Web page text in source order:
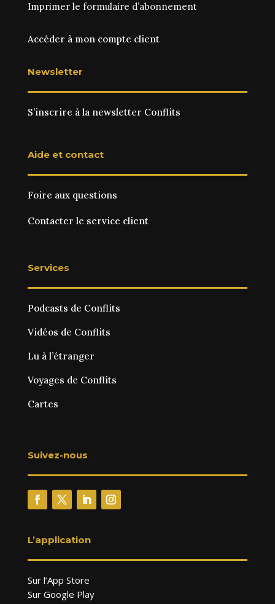
Imprimer le formulaire d’abonnement
Accéder à mon compte client
Newsletter
S’inscrire à la newsletter Conflits
Aide et contact
Foire aux questions
Contacter le service client
Services
Podcasts de Conflits
Vidéos de Conflits
Lu à l’étranger
Voyages de Conflits
Cartes
Suivez-nous
L’application
Sur l’App Store
Sur Google Play